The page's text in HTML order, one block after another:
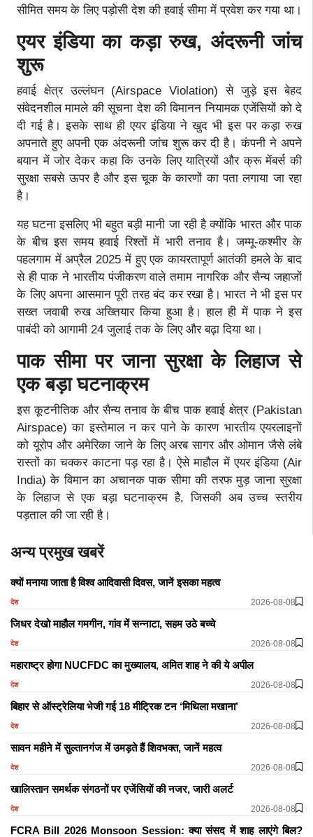
सीमित समय के लिए पड़ोसी देश की हवाई सीमा में प्रवेश कर गया था।
एयर इंडिया का कड़ा रुख, अंदरूनी जांच
शुरू
हवाई क्षेत्र उल्लंघन (Airspace Violation) से जुड़े इस बेहद
संवेदनशील मामले की सूचना देश की विमानन नियामक एजेंसियों को दे
दी गई है। इसके साथ ही एयर इंडिया ने खुद भी इस पर कड़ा रुख
अपनाते हुए अपनी एक अंदरूनी जांच शुरू कर दी है। कंपनी ने अपने
बयान में जोर देकर कहा कि उनके लिए यात्रियों और क्रू मेंबर्स की
सुरक्षा सबसे ऊपर है और इस चूक के कारणों का पता लगाया जा रहा
है।
यह घटना इसलिए भी बहुत बड़ी मानी जा रही है क्योंकि भारत और पाक
के बीच इस समय हवाई रिश्तों में भारी तनाव है। जम्मू-कश्मीर के
पहलगाम में अप्रैल 2025 में हुए एक कायरतापूर्ण आतंकी हमले के बाद
से ही पाक ने भारतीय पंजीकरण वाले तमाम नागरिक और सैन्य जहाजों
के लिए अपना आसमान पूरी तरह बंद कर रखा है। भारत ने भी इस पर
सख्त जवाबी रुख अख्तियार किया हुआ है। हाल ही में पाक ने इस
पाबंदी को आगामी 24 जुलाई तक के लिए और बढ़ा दिया था।
पाक सीमा पर जाना सुरक्षा के लिहाज से
एक बड़ा घटनाक्रम
इस कूटनीतिक और सैन्य तनाव के बीच पाक हवाई क्षेत्र (Pakistan
Airspace) का इस्तेमाल न कर पाने के कारण भारतीय एयरलाइनों
को यूरोप और अमेरिका जाने के लिए अरब सागर और ओमान जैसे लंबे
रास्तों का चक्कर काटना पड़ रहा है। ऐसे माहौल में एयर इंडिया (Air
India) के विमान का अचानक पाक सीमा की तरफ मुड़ जाना सुरक्षा
के लिहाज से एक बड़ा घटनाक्रम है, जिसकी अब उच्च स्तरीय
पड़ताल की जा रही है।
अन्य प्रमुख खबरें
क्यों मनाया जाता है विश्व आदिवासी दिवस, जानें इसका महत्व
देश 2026-08-08
जिधर देखो माहौल गमगीन, गांव में सन्नाटा, सहम उठे बच्चे
देश 2026-08-08
महाराष्ट्र होगा NUCFDC का मुख्यालय, अमित शाह ने की ये अपील
देश 2026-08-08
बिहार से ऑस्ट्रेलिया भेजी गई 18 मीट्रिक टन ‘मिथिला मखाना’
देश 2026-08-08
सावन महीने में सुल्तानगंज में उमड़ते हैं शिवभक्त, जानें महत्व
देश 2026-08-08
खालिस्तान समर्थक संगठनों पर एजेंसियों की नजर, जारी अलर्ट
देश 2026-08-08
FCRA Bill 2026 Monsoon Session: क्या संसद में शाह लाएंगे बिल?